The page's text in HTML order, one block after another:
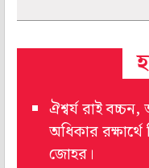
ঐশ্বর্য রাই
অধিকার রক্ষার্থে
জোহর।